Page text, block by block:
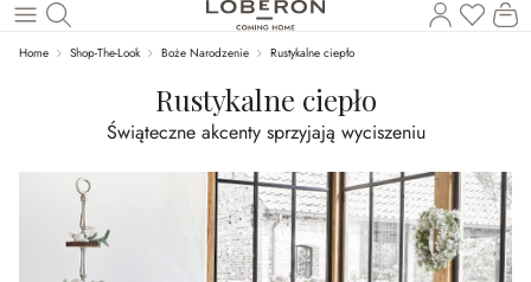
Wróć do wątku głównego
Masz
Home Shop-The-Look Boże Narodzenie Rustykalne ciepło
Rustykalne ciepło
Świąteczne akcenty sprzyjają wyciszeniu